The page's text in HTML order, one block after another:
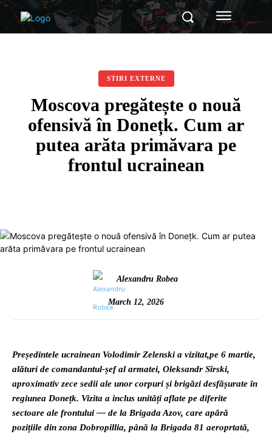
STIRI EXTERNE
Moscova pregătește o nouă
ofensivă în Donețk. Cum ar
putea arăta primăvara pe
frontul ucrainean
Alexandru Robea
March 12, 2026
Președintele ucrainean Volodimir Zelenski a vizitat,pe 6 martie,
alături de comandantul-șef al armatei, Oleksandr Sîrski,
aproximativ zece sedii ale unor corpuri și brigăzi desfășurate în
regiunea Donețk. Vizita a inclus unități aflate pe diferite
sectoare ale frontului — de la Brigada Azov, care apără
pozițiile din zona Dobropillia, până la Brigada 81 aeroprtată,